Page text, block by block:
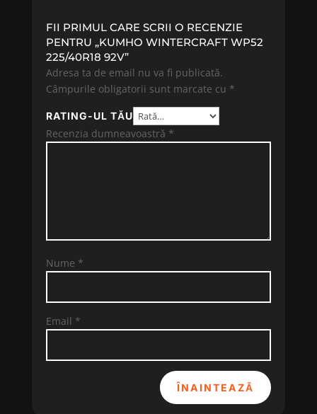
FII PRIMUL CARE SCRII O RECENZIE
PENTRU „KUMHO WINTERCRAFT WP52
225/40R18 92V”
Adresa ta de email nu va fi publicată.
Câmpurile obligatorii sunt marcate cu *
RATING-UL TĂU
Recenzia dumneavoastră *
Nume *
Email *
ÎNAINTEAZĂ